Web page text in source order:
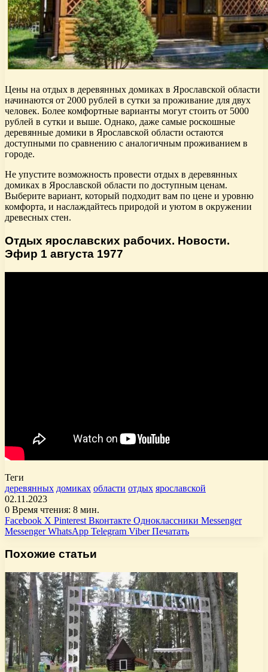
Цены на отдых в деревянных домиках в Ярославской области
начинаются от 2000 рублей в сутки за проживание для двух
человек. Более комфортные варианты могут стоить от 5000
рублей в сутки и выше. Однако, даже самые роскошные
деревянные домики в Ярославской области остаются
доступными по сравнению с аналогичным проживанием в
городе.
Не упустите возможность провести отдых в деревянных
домиках в Ярославской области по доступным ценам.
Выберите вариант, который подходит вам по цене и уровню
комфорта, и наслаждайтесь природой и уютом в окружении
древесных стен.
Отдых ярославских рабочих. Новости.
Эфир 1 августа 1977
Теги
деревянных домиках области отдых ярославской
02.11.2023
0 Время чтения: 8 мин.
Facebook X Pinterest Вконтакте Одноклассники Messenger
Messenger WhatsApp Telegram Viber Печатать
Похожие статьи